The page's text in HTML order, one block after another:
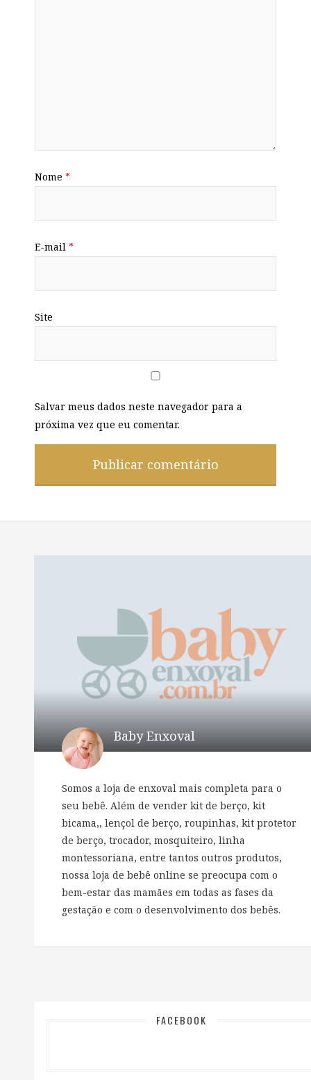
Nome *
E-mail *
Site
Salvar meus dados neste navegador para a
próxima vez que eu comentar.
Baby Enxoval
Somos a loja de enxoval mais completa para o
seu bebê. Além de vender kit de berço, kit
bicama,, lençol de berço, roupinhas, kit protetor
de berço, trocador, mosquiteiro, linha
montessoriana, entre tantos outros produtos,
nossa loja de bebê online se preocupa com o
bem-estar das mamães em todas as fases da
gestação e com o desenvolvimento dos bebês.
FACEBOOK